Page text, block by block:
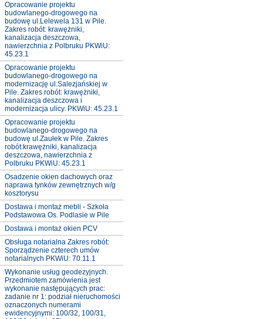
Opracowanie projektu
budowlanego-drogowego na
budowę ul.Lelewela 131 w Pile.
Zakres robót: krawężniki,
kanalizacja deszczowa,
nawierzchnia z Polbruku PKWiU:
45.23.1
Opracowanie projektu
budowlanego-drogowego na
modernizację ul.Salezjańskiej w
Pile. Zakres robót: krawężniki,
kanalizacja deszczowa i
modernizacja ulicy. PKWiU: 45.23.1
Opracowanie projektu
budowlanego-drogowego na
budowę ul.Zaułek w Pile. Zakres
robót:krawężniki, kanalizacja
deszczowa, nawierzchnia z
Polbruku PKWiU: 45.23.1
Osadzenie okien dachowych oraz
naprawa tynków zewnętrznych w/g
kosztorysu
Dostawa i montaż mebli - Szkoła
Podstawowa Os. Podlasie w Pile
Dostawa i montaż okien PCV
Obsługa notarialna Zakres robót:
Sporządzenie czterech umów
notarialnych PKWiU: 70.11.1
Wykonanie usług geodezyjnych.
Przedmiotem zamówienia jest
wykonanie następujących prac:
zadanie nr 1: podział nieruchomości
oznaczonych numerami
ewidencyjnymi: 100/32, 100/31,